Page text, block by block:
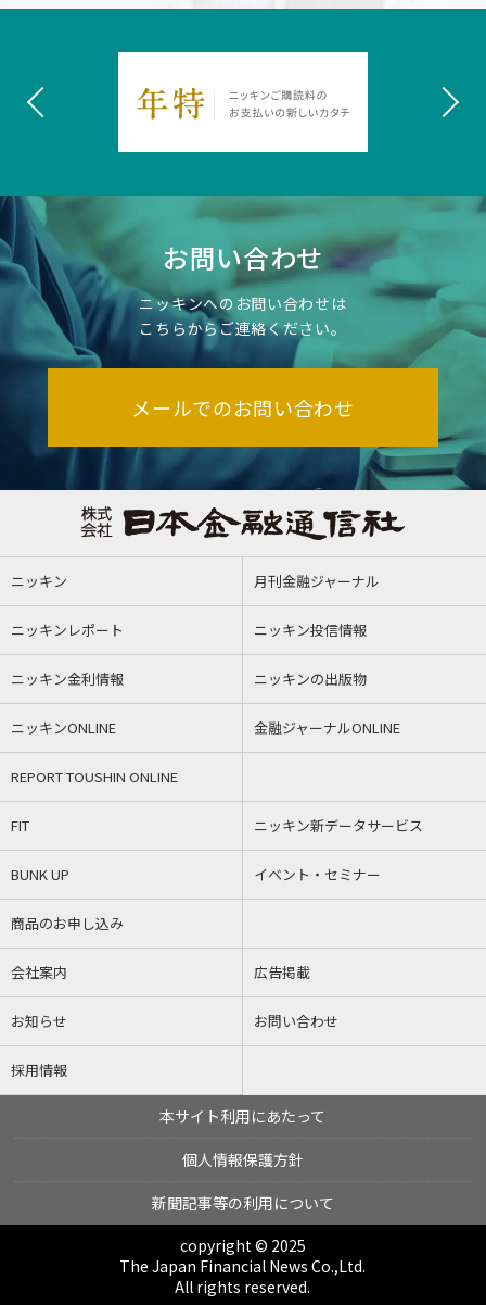
お問い合わせ
ニッキンへのお問い合わせは
こちらからご連絡ください。
メールでのお問い合わせ
ニッキン 月刊金融ジャーナル
ニッキンレポート ニッキン投信情報
ニッキン金利情報 ニッキンの出版物
ニッキンONLINE 金融ジャーナルONLINE
REPORT TOUSHIN ONLINE
FIT ニッキン新データサービス
BUNK UP イベント・セミナー
商品のお申し込み
会社案内 広告掲載
お知らせ お問い合わせ
採用情報
本サイト利用にあたって
個人情報保護方針
新聞記事等の利用について
copyright © 2025
The Japan Financial News Co.,Ltd.
All rights reserved.